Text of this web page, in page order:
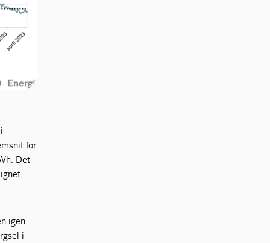
for
Det
igen
i